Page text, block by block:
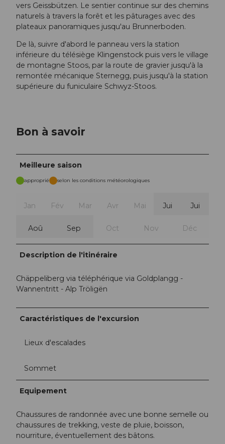
vers Geissbützen. Le sentier continue sur des chemins
naturels à travers la forêt et les pâturages avec des
plateaux panoramiques jusqu'au Brunnerboden.
De là, suivre d'abord le panneau vers la station
inférieure du télésiège Klingenstock puis vers le village
de montagne Stoos, par la route de gravier jusqu'à la
remontée mécanique Sternegg, puis jusqu'à la station
supérieure du funiculaire Schwyz-Stoos.
Bon à savoir
Meilleure saison
approprié selon les conditions météorologiques
Jan Fév Mar Avr Mai Jui Jui
Aoû Sep Oct Nov Déc
Description de l'itinéraire
Chäppeliberg via téléphérique via Goldplangg -
Wannentritt - Alp Tröligën
Caractéristiques de l'excursion
Lieux d'escalades
Sommet
Equipement
Chaussures de randonnée avec une bonne semelle ou
chaussures de trekking, veste de pluie, boisson,
nourriture, éventuellement des bâtons.